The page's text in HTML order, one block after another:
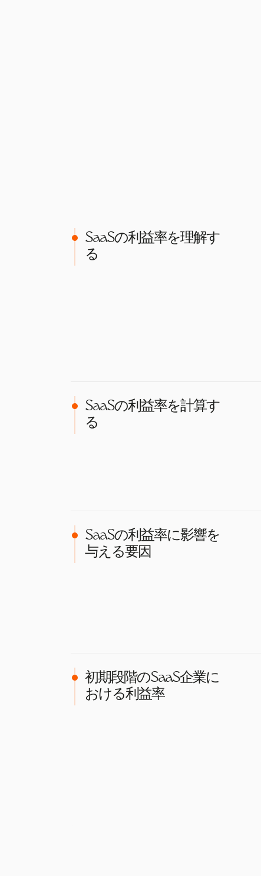
SaaSの利益率を理解す
る
SaaSの利益率を計算す
る
SaaSの利益率に影響を
与える要因
初期段階のSaaS企業に
おける利益率